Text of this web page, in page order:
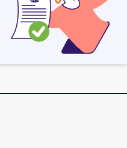
du site